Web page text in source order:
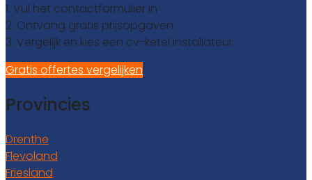
1. Vul het contactformulier in
2. Ontvang gratis prijsopgaven
3. Vergelijk en kies een cv-ketel installateur
Gratis offertes vergelijken
Provincies
Drenthe
Flevoland
Friesland